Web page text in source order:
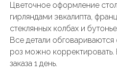
Цветочное оформление
гирляндами эвкалипта,
стеклянных колбах и
Все детали обговариваются
роз можно корректировать.
заказа 1 день.